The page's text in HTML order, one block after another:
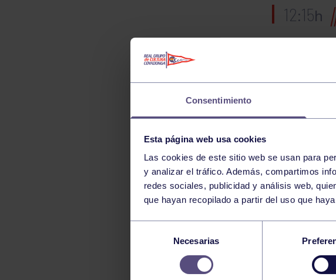
Consentimiento
Esta página web usa cookies
Las cookies de este sitio web se usan para
y analizar el tráfico. Además, compartimos
redes sociales, publicidad y análisis web,
que hayan recopilado a partir del uso que
consentimiento
Necesarias
12:15h
13
18:00h
19:00
20:00h